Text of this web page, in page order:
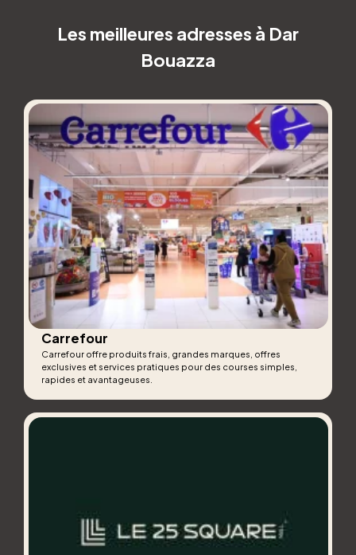
Les meilleures adresses à Dar
Bouazza
Carrefour
Carrefour offre produits frais, grandes marques, offres
exclusives et services pratiques pour des courses simples,
rapides et avantageuses.